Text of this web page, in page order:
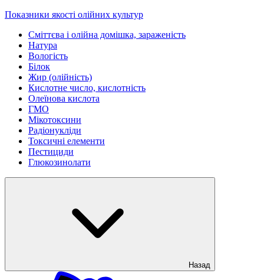
Показники якості олійних культур
Сміттєва і олійна домішка, зараженість
Натура
Вологість
Білок
Жир (олійність)
Кислотне число, кислотність
Олеїнова кислота
ГМО
Мікотоксини
Радіонукліди
Токсичні елементи
Пестициди
Глюкозинолати
Назад